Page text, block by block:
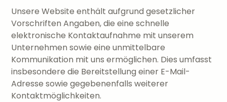
Unsere Website enthält aufgrund gesetzlicher
Vorschriften Angaben, die eine schnelle
elektronische Kontaktaufnahme mit unserem
Unternehmen sowie eine unmittelbare
Kommunikation mit uns ermöglichen. Dies umfasst
insbesondere die Bereitstellung einer E-Mail-
Adresse sowie gegebenenfalls weiterer
Kontaktmöglichkeiten.